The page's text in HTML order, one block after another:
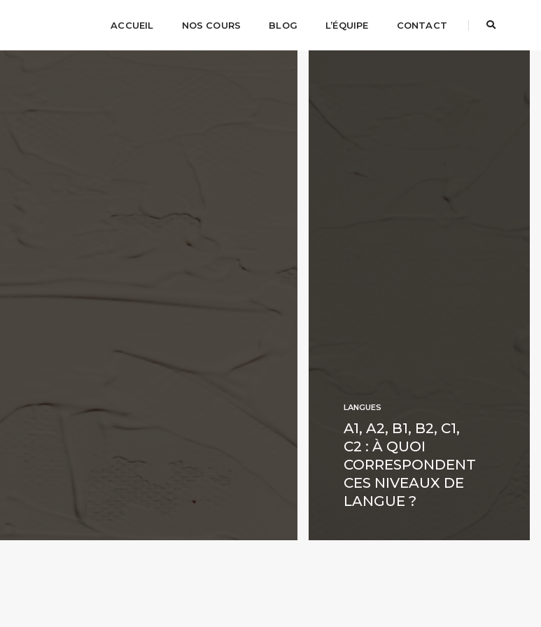
ACCUEIL NOS COURS BLOG L’ÉQUIPE CONTACT
LANGUES
A1, A2, B1, B2, C1,
C2 : À QUOI
CORRESPONDENT
CES NIVEAUX DE
LANGUE ?